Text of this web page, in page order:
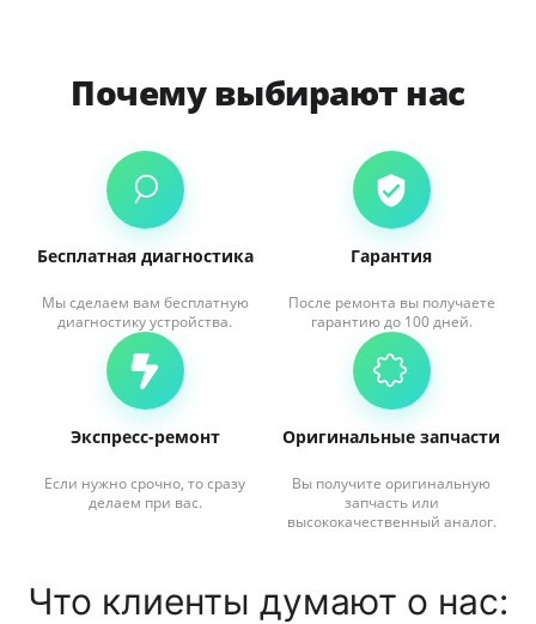
Почему выбирают нас
Бесплатная диагностика
Мы сделаем вам бесплатную
диагностику устройства.
Гарантия
После ремонта вы получаете
гарантию до 100 дней.
Экспресс-ремонт
Если нужно срочно, то сразу
делаем при вас.
Оригинальные запчасти
Вы получите оригинальную
запчасть или
высококачественный аналог.
Что клиенты думают о нас: